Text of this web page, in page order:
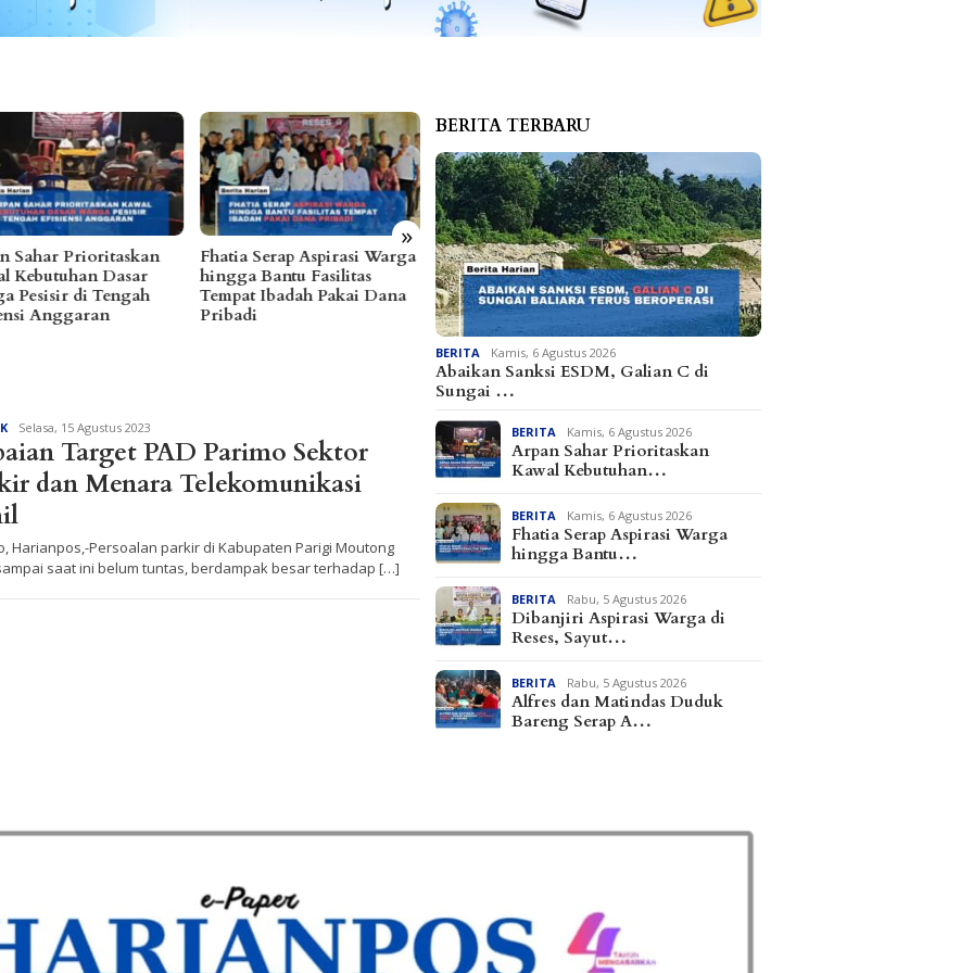
»
Serap Aspirasi Warga
Bantu Fasilitas
Ibadah Pakai Dana
Dibanjiri Aspirasi Warga di
Reses, Sayutin Ungkap
Tantangan Fiskal Parimo
2027
Alfres dan Matindas Duduk
Bareng Serap Aspirasi
Ratusan Warga di Parimo
Kapolres Parimo Terima
Penghargaan Kapolri
Redaksi
Selasa, 15 Agustus 2023
Target PAD Parimo Sektor
dan Menara Telekomunikasi
Harianpos,-Persoalan parkir di Kabupaten Parigi Moutong
saat ini belum tuntas, berdampak besar terhadap […]
BERITA TERBARU
BERITA Kamis, 6 Agustus 2026
Abaikan Sanksi ESDM, Galian C di
Sungai …
BERITA Kamis, 6 Agustus 2026
Arpan Sahar Prioritaskan
Kawal Kebutuhan…
BERITA Kamis, 6 Agustus 2026
Fhatia Serap Aspirasi Warga
hingga Bantu…
BERITA Rabu, 5 Agustus 2026
Dibanjiri Aspirasi Warga di
Reses, Sayut…
BERITA Rabu, 5 Agustus 2026
Alfres dan Matindas Duduk
Bareng Serap A…